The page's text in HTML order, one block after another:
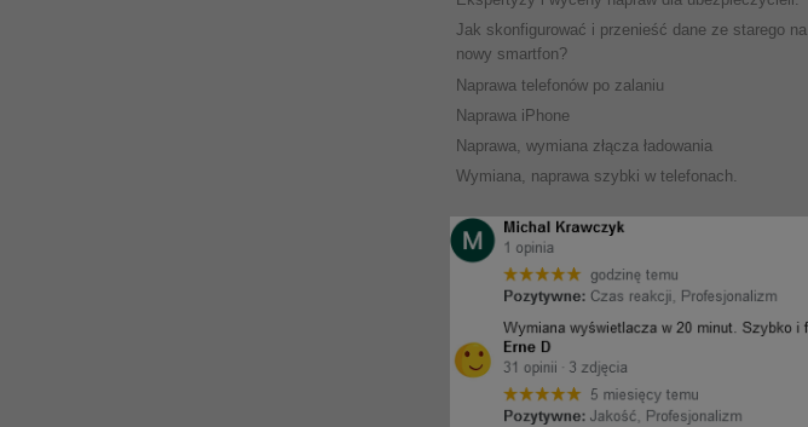
Jak skonfigurować i przenieść dane ze starego na
nowy smartfon?
Naprawa telefonów po zalaniu
Naprawa iPhone
Naprawa, wymiana złącza ładowania
Wymiana, naprawa szybki w telefonach.